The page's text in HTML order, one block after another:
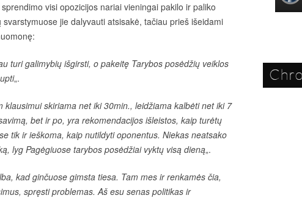
visi opozicijos nariai vieningai pakilo ir paliko
jie dalyvauti atsisakė, tačiau prieš išeidami
turi galimybių išgirsti, o pakeitę Tarybos posėdžių veiklos
„.
klausimui skiriama net iki 30min., leidžiama kalbėti net iki 7
bet ir po, yra rekomendacijos išleistos, kaip turėtų
tik ir ieškoma, kaip nutildyti oponentus. Niekas neatsako
lyg Pagėgiuose tarybos posėdžiai vyktų visą dieną„.
kad ginčuose gimsta tiesa. Tam mes ir renkamės čia,
spręsti problemas. Aš esu senas politikas ir